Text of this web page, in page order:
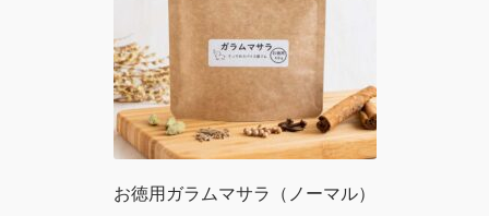
お徳用ガラムマサラ（ノーマル）